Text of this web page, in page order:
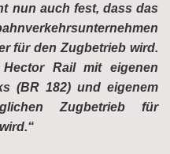
nun auch fest, dass das
für den Zugbetrieb wird.
Rail mit eigenen
(BR 182) und eigenem
Zugbetrieb für